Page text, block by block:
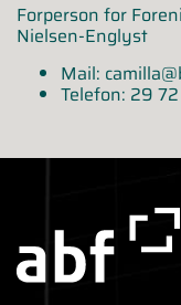
Forperson for
Nielsen-Englyst
Mail:
Telefon: 29